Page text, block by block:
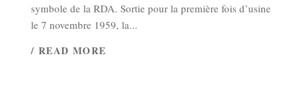
symbole de la RDA. Sortie pour la première fois d’usine
le 7 novembre 1959, la...
/ READ MORE